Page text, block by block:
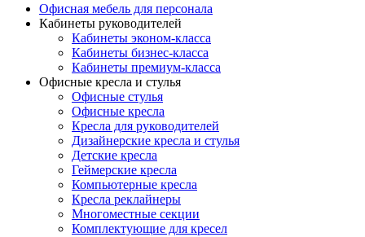
Офисная мебель для персонала
Кабинеты руководителей
Кабинеты эконом-класса
Кабинеты бизнес-класса
Кабинеты премиум-класса
Офисные кресла и стулья
Офисные стулья
Офисные кресла
Кресла для руководителей
Дизайнерские кресла и стулья
Детские кресла
Геймерские кресла
Компьютерные кресла
Кресла реклайнеры
Многоместные секции
Комплектующие для кресел